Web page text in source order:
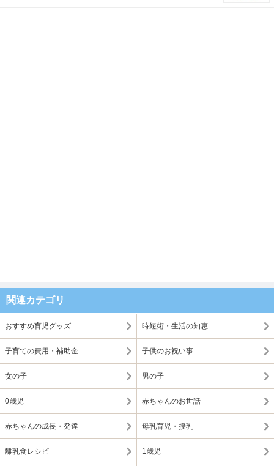
関連カテゴリ
おすすめ育児グッズ 時短術・生活の知恵
子育ての費用・補助金 子供のお祝い事
女の子 男の子
0歳児 赤ちゃんのお世話
赤ちゃんの成長・発達 母乳育児・授乳
離乳食レシピ 1歳児